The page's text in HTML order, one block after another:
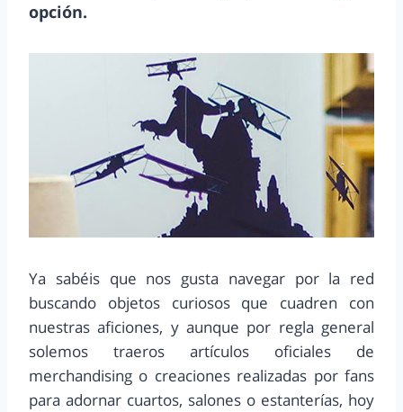
opción.
Ya sabéis que nos gusta navegar por la red
buscando objetos curiosos que cuadren con
nuestras aficiones, y aunque por regla general
solemos traeros artículos oficiales de
merchandising o creaciones realizadas por fans
para adornar cuartos, salones o estanterías, hoy